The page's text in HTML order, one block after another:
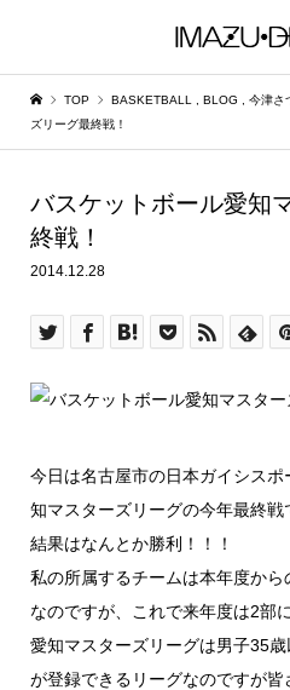
TOP BASKETBALL BLOG 今津さ
ズリーグ最終戦！
バスケットボール愛知
終戦！
2014.12.28
今日は名古屋市の日本ガイシス
知マスターズリーグの今年最終戦
結果はなんとか勝利！！！
私の所属するチームは本年度から
なのですが、これで来年度は2部
愛知マスターズリーグは男子35
が登録できるリーグなのですが皆